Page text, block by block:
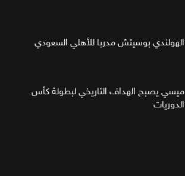
الهولندي بوسيتش مدربا للأهلي السعودي
ميسي يصبح الهداف التاريخي لبطولة كأس
الدوريات